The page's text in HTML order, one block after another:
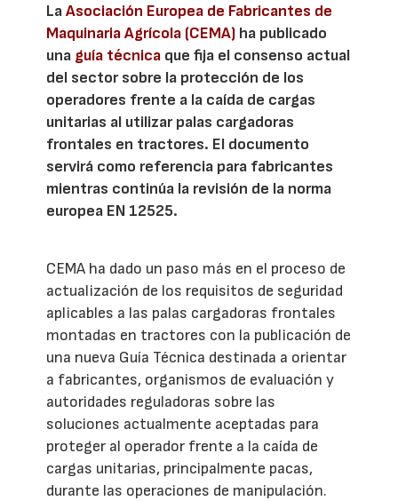
LaAsociación Europea de Fabricantes de
Maquinaria Agrícola (CEMA) ha publicado
una guía técnica que fija el consenso actual
del sector sobre la protección de los
operadores frente a la caída de cargas
unitarias al utilizar palas cargadoras
frontales en tractores. El documento
servirá como referencia para fabricantes
mientras continúa la revisión de la norma
europea EN 12525.
CEMA ha dado un paso más en el proceso de
actualización de los requisitos de seguridad
aplicables a las palas cargadoras frontales
montadas en tractores con la publicación de
una nueva Guía Técnica destinada a orientar
a fabricantes, organismos de evaluación y
autoridades reguladoras sobre las
soluciones actualmente aceptadas para
proteger al operador frente a la caída de
cargas unitarias, principalmente pacas,
durante las operaciones de manipulación.